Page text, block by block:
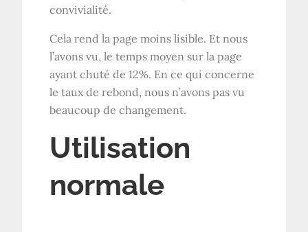
convivialité.
Cela rend la page moins lisible. Et nous
l’avons vu, le temps moyen sur la page
ayant chuté de 12%. En ce qui concerne
le taux de rebond, nous n’avons pas vu
beaucoup de changement.
Utilisation
normale